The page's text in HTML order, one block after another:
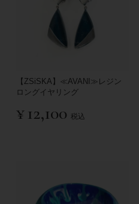
【ZSiSKA】≪AVANI≫レジン
ロングイヤリング
¥ 12,100 税込